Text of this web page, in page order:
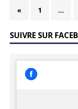
« 1 …
SUIVRE SUR